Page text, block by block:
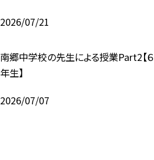
2026/07/21
南郷中学校の先生による授業Part2【６
年生】
2026/07/07